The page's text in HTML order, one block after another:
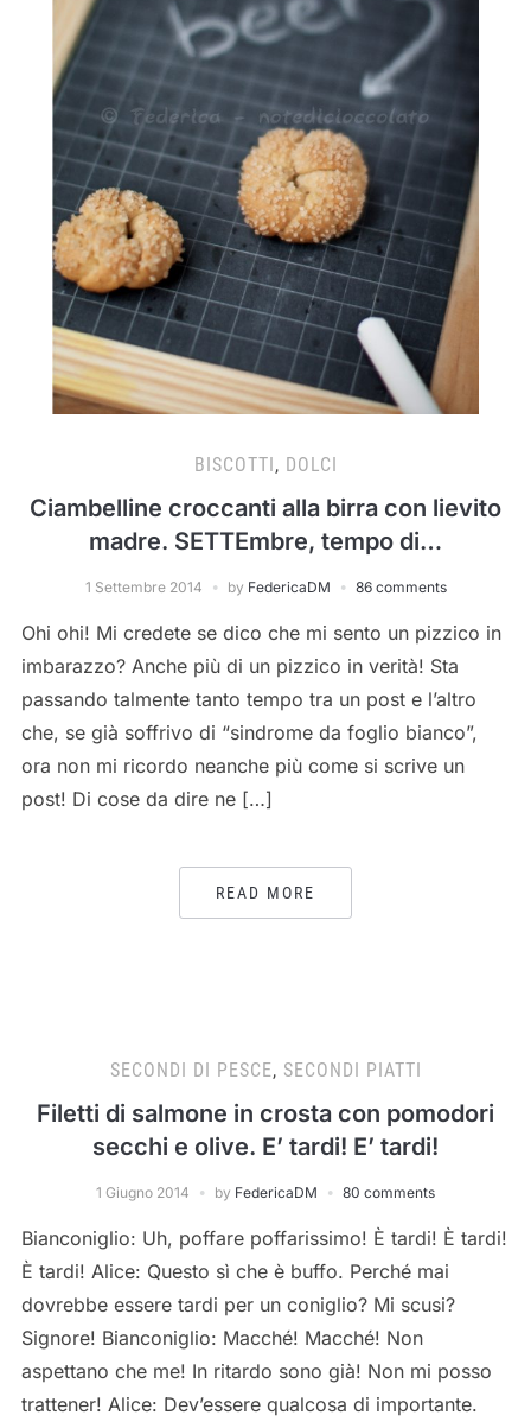
BISCOTTI, DOLCI
Ciambelline croccanti alla birra con lievito
madre. SETTEmbre, tempo di…
1 Settembre 2014 by FedericaDM 86 comments
Ohi ohi! Mi credete se dico che mi sento un pizzico in
imbarazzo? Anche più di un pizzico in verità! Sta
passando talmente tanto tempo tra un post e l’altro
che, se già soffrivo di “sindrome da foglio bianco”,
ora non mi ricordo neanche più come si scrive un
post! Di cose da dire ne […]
READ MORE
SECONDI DI PESCE, SECONDI PIATTI
Filetti di salmone in crosta con pomodori
secchi e olive. E’ tardi! E’ tardi!
1 Giugno 2014 by FedericaDM 80 comments
Bianconiglio: Uh, poffare poffarissimo! È tardi! È tardi!
È tardi! Alice: Questo sì che è buffo. Perché mai
dovrebbe essere tardi per un coniglio? Mi scusi?
Signore! Bianconiglio: Macché! Macché! Non
aspettano che me! In ritardo sono già! Non mi posso
trattener! Alice: Dev’essere qualcosa di importante.